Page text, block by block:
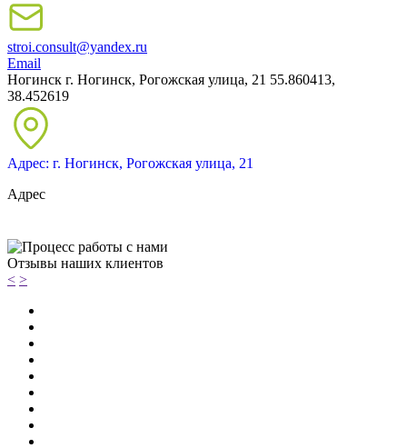
stroi.consult@yandex.ru
Email
Ногинск г. Ногинск, Рогожская улица, 21 55.860413,
38.452619
Адрес: г. Ногинск, Рогожская улица, 21
Адрес
Отзывы наших клиентов
< >